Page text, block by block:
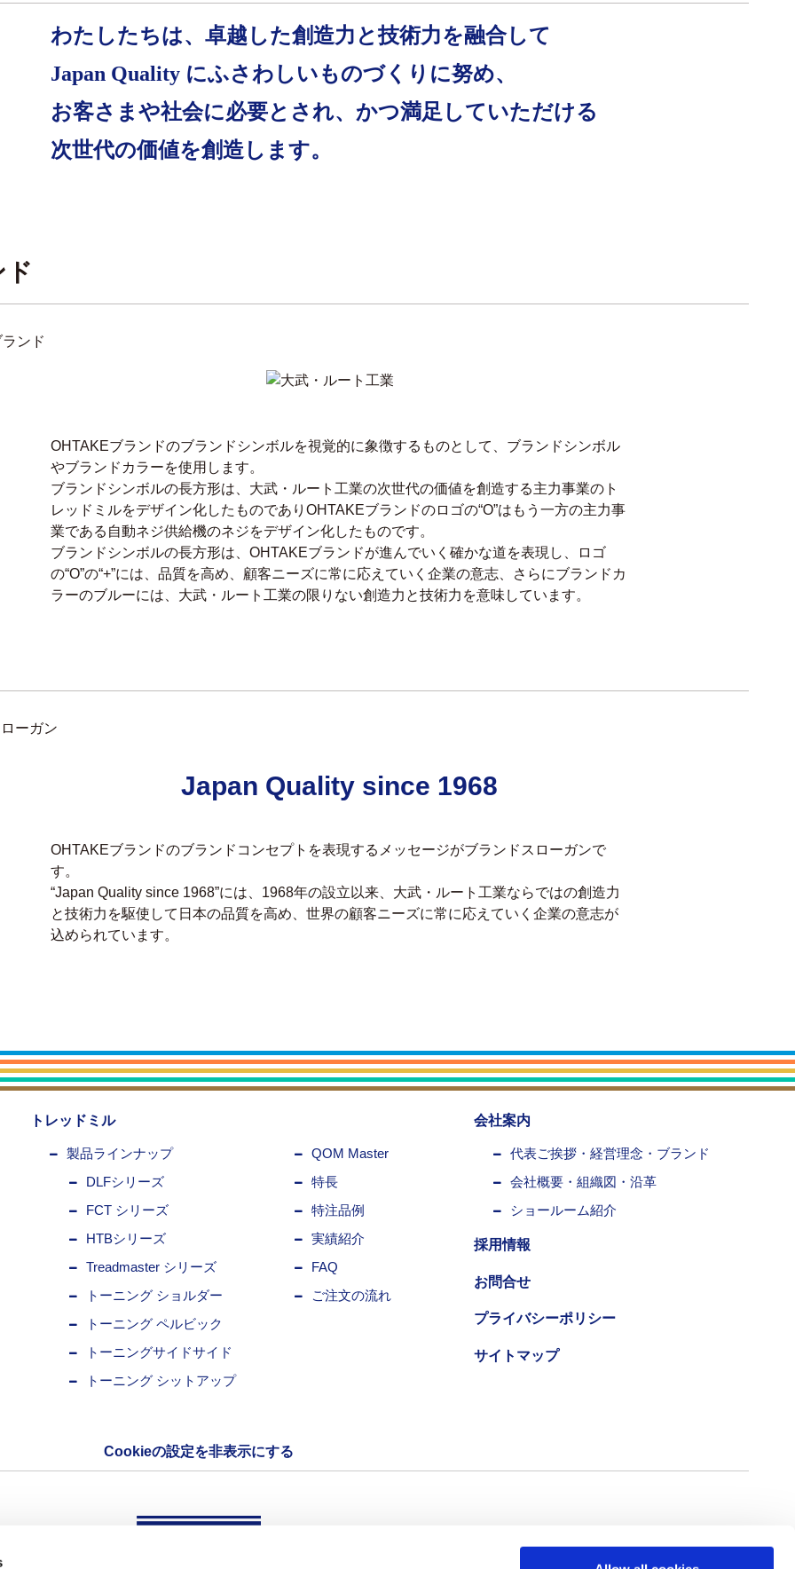
わたしたちは、卓越した創造力と技術力を融合して
Japan Quality にふさわしいものづくりに努め、
お客さまや社会に必要とされ、かつ満足していただける
次世代の価値を創造します。
ンド
OHTAKEブランドのブランドシンボルを視覚的に象徴するものとして、ブランドシンボル
やブランドカラーを使用します。
ブランドシンボルの長方形は、大武・ルート工業の次世代の価値を創造する主力事業のト
レッドミルをデザイン化したものでありOHTAKEブランドのロゴの“O”はもう一方の主力事
業である自動ネジ供給機のネジをデザイン化したものです。
ブランドシンボルの長方形は、OHTAKEブランドが進んでいく確かな道を表現し、ロゴ
の“O”の“+”には、品質を高め、顧客ニーズに常に応えていく企業の意志、さらにブランドカ
ラーのブルーには、大武・ルート工業の限りない創造力と技術力を意味しています。
ーガン
Japan Quality since 1968
OHTAKEブランドのブランドコンセプトを表現するメッセージがブランドスローガンで
す。
“Japan Quality since 1968”には、1968年の設立以来、大武・ルート工業ならではの創造力
と技術力を駆使して日本の品質を高め、世界の顧客ニーズに常に応えていく企業の意志が
込められています。
トレッドミル
製品ラインナップ
DLFシリーズ
FCT シリーズ
HTBシリーズ
Treadmaster シリーズ
トーニング ショルダー
トーニング ペルビック
トーニングサイドサイド
トーニング シットアップ
QOM Master
特長
特注品例
実績紹介
FAQ
ご注文の流れ
会社案内
代表ご挨拶・経営理念・ブランド
会社概要・組織図・沿革
ショールーム紹介
採用情報
お問合せ
プライバシーポリシー
サイトマップ
Cookieの設定を非表示にする